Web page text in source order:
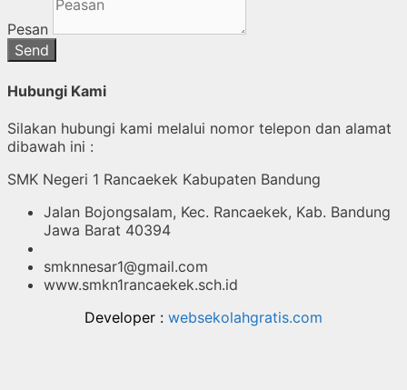
Pesan
Send
Hubungi Kami
Silakan hubungi kami melalui nomor telepon dan alamat
dibawah ini :
SMK Negeri 1 Rancaekek Kabupaten Bandung
Jalan Bojongsalam, Kec. Rancaekek, Kab. Bandung
Jawa Barat 40394
smknnesar1@gmail.com
www.smkn1rancaekek.sch.id
Developer : websekolahgratis.com